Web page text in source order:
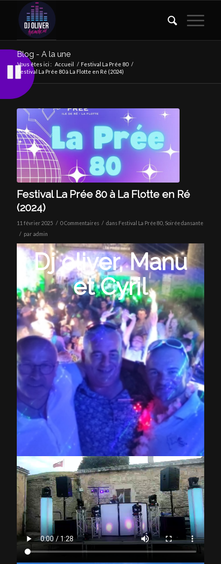
Blog - A la une
Vous êtes ici : Accueil / Festival La Prée 80 /
Festival La Prée 80 à La Flotte en Ré (2024)
Festival La Prée 80 à La Flotte en Ré
(2024)
11 février 2025 / 0 Commentaires / dans Festival La Prée 80, Soirée dansante
/ par admin
Dj oliver, Manu
et Cyril